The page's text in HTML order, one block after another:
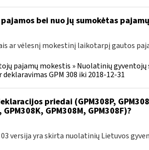
bei nuo jų sumokėtas
ar vėlesnį mokestinį laikotarpį gautos
pajamų mokestis » Nuolatinių
GPM 308 iki 2018-12-31
priedai (GPM308P,
GPM308M, GPM308F)?
versija yra skirta nuolatinių Lietuvos